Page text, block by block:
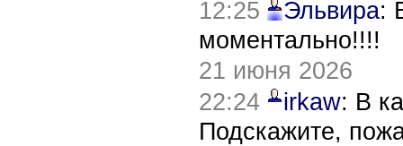
12:25
Эльвира:
моментально!!!!
21 июня 2026
22:24
irkaw: В
Подскажите,